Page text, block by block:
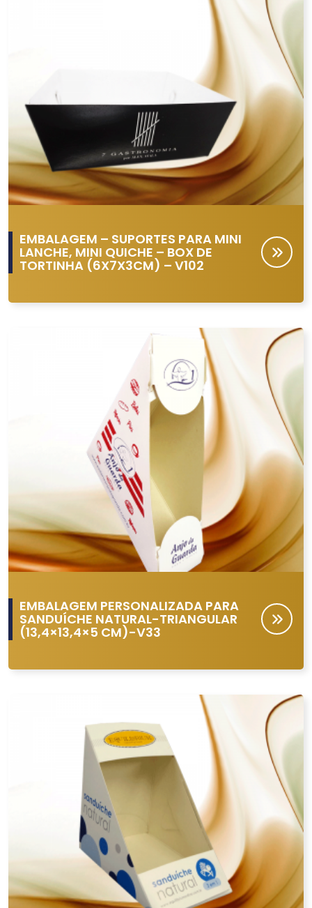
EMBALAGEM – SUPORTES PARA MINI
LANCHE, MINI QUICHE – BOX DE
TORTINHA (6X7X3CM) – V102
EMBALAGEM PERSONALIZADA PARA
SANDUÍCHE NATURAL-TRIANGULAR
(13,4×13,4×5 CM)-V33